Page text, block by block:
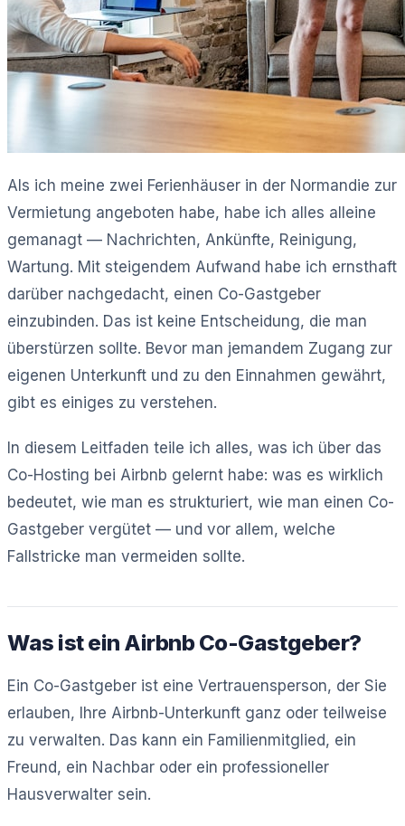
Als ich meine zwei Ferienhäuser in der Normandie zur
Vermietung angeboten habe, habe ich alles alleine
gemanagt — Nachrichten, Ankünfte, Reinigung,
Wartung. Mit steigendem Aufwand habe ich ernsthaft
darüber nachgedacht, einen Co-Gastgeber
einzubinden. Das ist keine Entscheidung, die man
überstürzen sollte. Bevor man jemandem Zugang zur
eigenen Unterkunft und zu den Einnahmen gewährt,
gibt es einiges zu verstehen.
In diesem Leitfaden teile ich alles, was ich über das
Co-Hosting bei Airbnb gelernt habe: was es wirklich
bedeutet, wie man es strukturiert, wie man einen Co-
Gastgeber vergütet — und vor allem, welche
Fallstricke man vermeiden sollte.
Was ist ein Airbnb Co-Gastgeber?
Ein Co-Gastgeber ist eine Vertrauensperson, der Sie
erlauben, Ihre Airbnb-Unterkunft ganz oder teilweise
zu verwalten. Das kann ein Familienmitglied, ein
Freund, ein Nachbar oder ein professioneller
Hausverwalter sein.